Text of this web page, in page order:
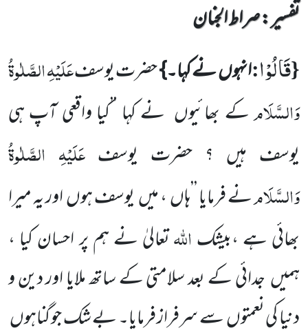
تفسیر : ‎صراط الجنان
{قَالُوْا:انہوںنے کہا۔}حضرت یوسفعَلَیْہِ الصَّلٰوۃُ
وَالسَّلَامکے بھائیوں نے کہا ’’کیا واقعی آپ ہی
یوسف ہیں ؟ حضرت یوسف عَلَیْہِ الصَّلٰوۃُ
وَالسَّلَامنے فرمایا ’’ہاں، میںیوسف ہوںاور یہ میرا
بھائی ہے ،بیشکاللّٰہتعالیٰ نے ہم پر احسان کیا ،
ہمیںجدائی کے بعد سلامتی کے ساتھ ملایا اور دین و
دنیا کی نعمتوںسے سرفراز فرمایا۔ بے شک جو گناہوں